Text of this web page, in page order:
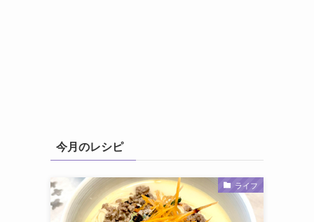
今月のレシピ
ライフ